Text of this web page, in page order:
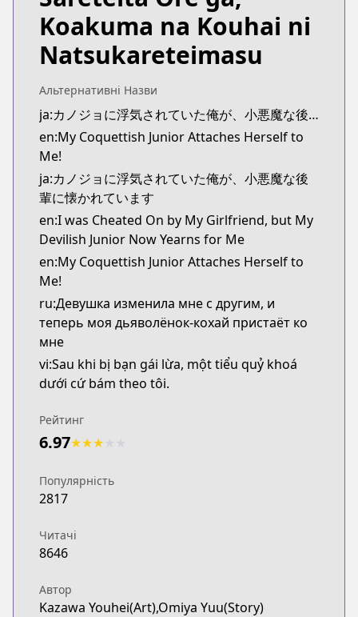
https://www.mangaupdates.com/
Koakuma na Kouhai ni
Natsukareteimasu
Альтернативні Назви
ja:カノジョに浮気されていた俺が、小悪魔な後輩に懐かれています
en:My Coquettish Junior Attaches Herself to
Me!
ja:カノジョに浮気されていた俺が、小悪魔な後
輩に懐かれています
en:I was Cheated On by My Girlfriend, but My
Devilish Junior Now Yearns for Me
en:My Coquettish Junior Attaches Herself to
Me!
ru:Девушка изменила мне с другим, и
теперь моя дьяволёнок-кохай пристаёт ко
мне
vi:Sau khi bị bạn gái lừa, một tiểu quỷ khoá
dưới cứ bám theo tôi.
Рейтинг
6.97★★★
Популярність
2817
Читачі
8646
Автор
Kazawa Youhei(Art),Omiya Yuu(Story)